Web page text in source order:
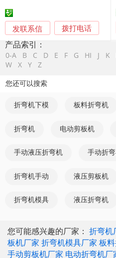
发联系信 拨打电话
产品索引：
0-A B C D E F G HI J K
W
X Y Z
您还可以搜索
折弯机下模 板料折弯机
折弯机 电动剪板机
手动液压折弯机 手动折
折弯机手动 液压剪板机
折弯机模具 液压折弯机
您可能感兴趣的厂家： 折弯机
板机厂家 折弯机模具厂家 板
手动剪板机厂家 电动折弯机厂